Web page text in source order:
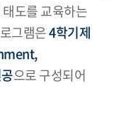
도를 교육하는
그램은4학기제
으로 구성되어